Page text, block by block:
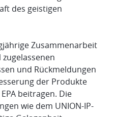
des geistigen
Zusammenarbeit
und Rückmeldungen
der Produkte
beitragen. Die
wie dem UNION-IP-